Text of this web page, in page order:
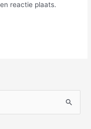
reactie plaats.